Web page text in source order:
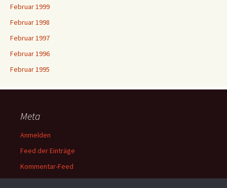
Februar 1999
Februar 1998
Februar 1997
Februar 1996
Februar 1995
Meta
Anmelden
Feed der Einträge
Kommentar-Feed